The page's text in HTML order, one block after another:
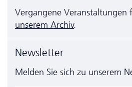
Vergangene Veranstaltungen
unserem Archiv.
Newsletter
Melden Sie sich zu unserem